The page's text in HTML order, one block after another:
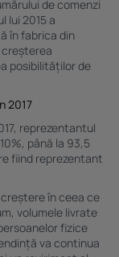
de comenzi
lui 2015 a
în fabrica din
posibilităților de
2017
reprezentantul
până la 93,5
fiind reprezentant
în ceea ce
volumele livrate
fizice
va continua